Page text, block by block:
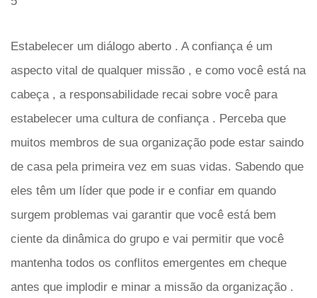
Estabelecer um diálogo aberto . A confiança é um
aspecto vital de qualquer missão , e como você está na
cabeça , a responsabilidade recai sobre você para
estabelecer uma cultura de confiança . Perceba que
muitos membros de sua organização pode estar saindo
de casa pela primeira vez em suas vidas. Sabendo que
eles têm um líder que pode ir e confiar em quando
surgem problemas vai garantir que você está bem
ciente da dinâmica do grupo e vai permitir que você
mantenha todos os conflitos emergentes em cheque
antes que implodir e minar a missão da organização .